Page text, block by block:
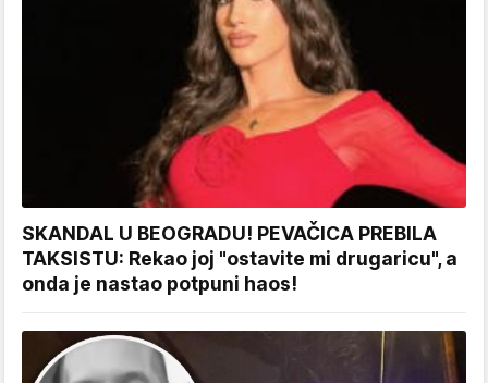
SKANDAL U BEOGRADU! PEVAČICA PREBILA
TAKSISTU: Rekao joj "ostavite mi drugaricu", a
onda je nastao potpuni haos!